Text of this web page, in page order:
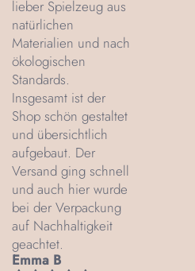
lieber Spielzeug aus
natürlichen
Materialien und nach
ökologischen
Standards.
Insgesamt ist der
Shop schön gestaltet
und übersichtlich
aufgebaut. Der
Versand ging schnell
und auch hier wurde
bei der Verpackung
auf Nachhaltigkeit
geachtet.
Emma B